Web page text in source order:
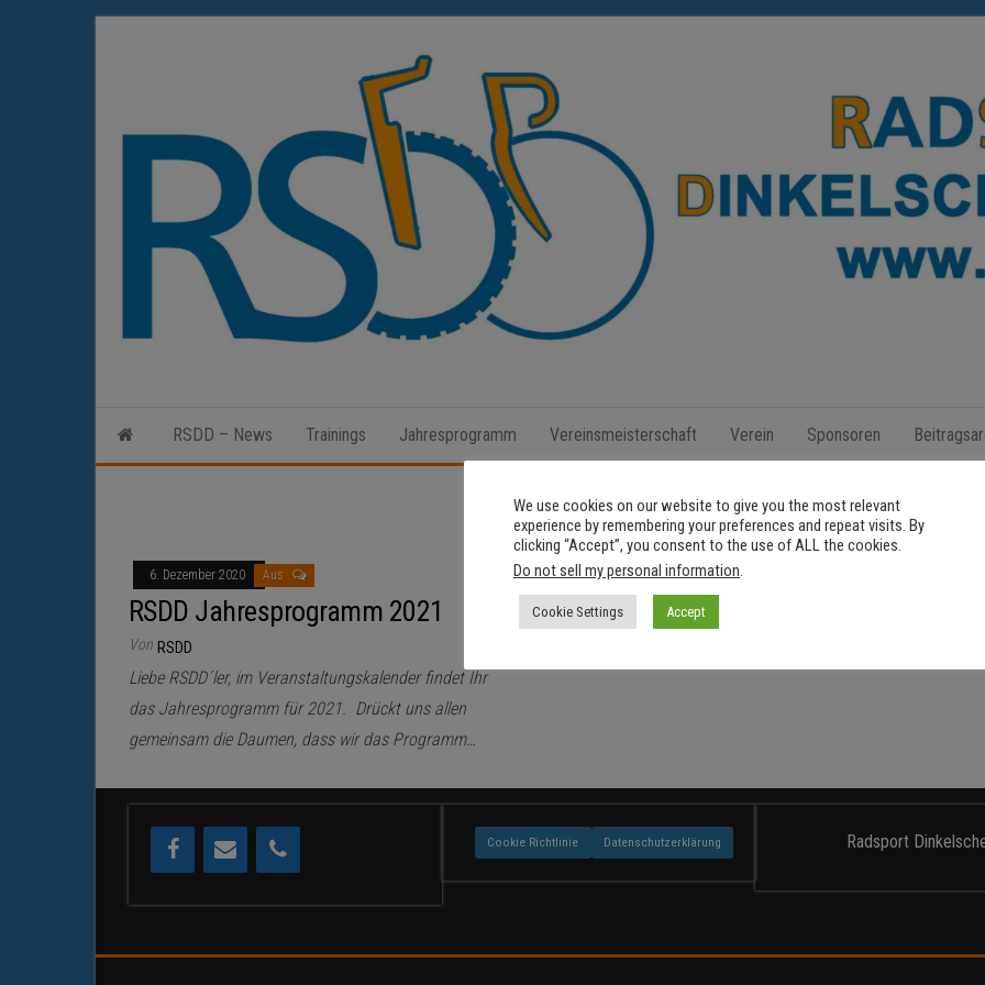
Dinkelscherben
e.V.
RSDD – News Trainings Jahresprogramm Vereinsmeisterschaft Verein Sponsoren
Monat:Dezember 2020
6. Dezember 2020 Aus
RSDD Jahresprogramm 2021
Von RSDD
Liebe RSDD´ler, im Veranstaltungskalender findet Ihr
das Jahresprogramm für 2021. Drückt uns allen
gemeinsam die Daumen, dass wir das Programm…
Cookie Richtlinie Datenschutzerklärung Radsport
We use cookies on our website to give you the most relevant
experience by remembering your preferences and repeat visits. By
clicking “Accept”, you consent to the use of ALL the cookies.
Do not sell my personal information.
Cookie Settings Accept